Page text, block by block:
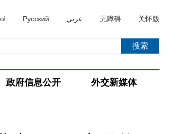
Русский عربي 无障碍 关怀版
政府信息公开 外交新媒体